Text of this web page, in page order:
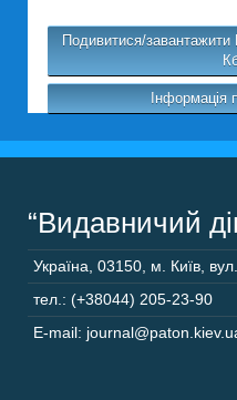
Подивитися/
Інформація
“Видавничий
Україна 03150 м. Київ,
тел.: (+38044) 205-23-90
E-mail: